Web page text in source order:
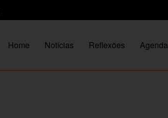
Home Notícias Reflexões Agenda